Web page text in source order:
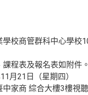
校商管群科中心學校
程表及報名表如附件。
月21日（星期四）
家商 綜合大樓3樓視